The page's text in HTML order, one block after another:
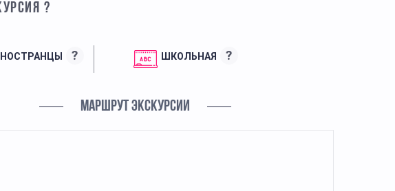
?
? ШКОЛЬНАЯ ?
МАРШРУТ ЭКСКУРСИИ